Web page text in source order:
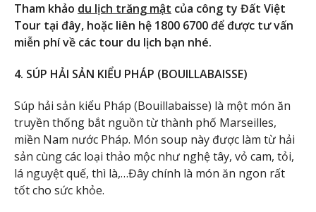
Tham khảo du lịch trăng mật của công ty Đất Việt
Tour tại đây, hoặc liên hệ 1800 6700 để được tư vấn
miễn phí về các tour du lịch bạn nhé.
4. SÚP HẢI SẢN KIỂU PHÁP (BOUILLABAISSE)
Súp hải sản kiểu Pháp (Bouillabaisse) là một món ăn
truyền thống bắt nguồn từ thành phố Marseilles,
miền Nam nước Pháp. Món soup này được làm từ hải
sản cùng các loại thảo mộc như nghệ tây, vỏ cam, tỏi,
lá nguyệt quế, thì là,…Đây chính là món ăn ngon rất
tốt cho sức khỏe.